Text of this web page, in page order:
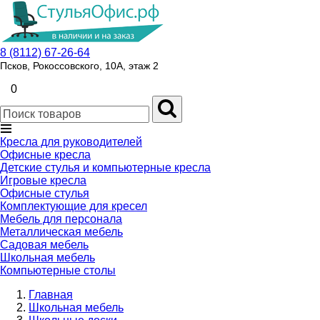
8 (8112) 67-26-64
Псков, Рокоссовского, 10А, этаж 2
0
Кресла для руководителей
Офисные кресла
Детские стулья и компьютерные кресла
Игровые кресла
Офисные стулья
Комплектующие для кресел
Мебель для персонала
Металлическая мебель
Садовая мебель
Школьная мебель
Компьютерные столы
Главная
Школьная мебель